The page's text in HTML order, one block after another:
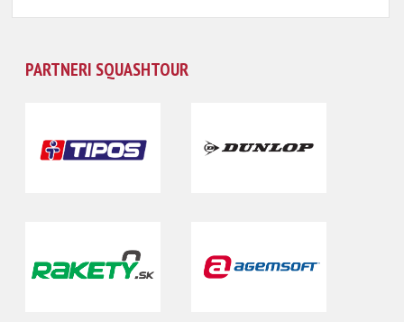
PARTNERI SQUASHTOUR